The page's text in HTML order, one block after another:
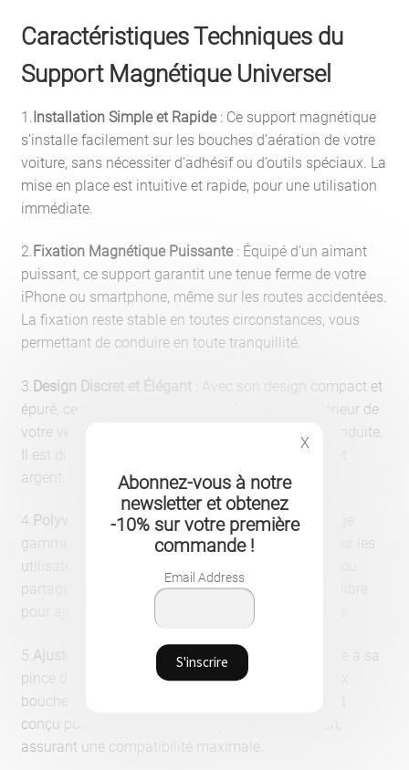
Caractéristiques Techniques du
Support Magnétique Universel
1. Installation Simple et Rapide: Ce support magnétique
s’installe facilement sur les bouches d’aération de votre
voiture, sans nécessiter d’adhésif ou d’outils spéciaux. La
mise en place est intuitive et rapide, pour une utilisation
immédiate.
2. Fixation Magnétique Puissante: Équipé d’un aimant
puissant, ce support garantit une tenue ferme de votre
iPhone ou smartphone, même sur les routes accidentées.
La fixation reste stable en toutes circonstances, vous
permettant de conduire en toute tranquillité.
3. Design Discret et Élégant : Avec son design compact et
épuré, ce support magnétique se fond dans l’intérieur de
votre véhicule sans encombrer votre espace de conduite.
Il est disponible en deux finitions élégantes : noir et
argent.
4. Polyvalent et Pratique: Compatible avec une large
gamme de smartphones, ce support est parfait pour les
utilisateurs qui alternent entre plusieurs appareils ou
partagent le véhicule. Il permet aussi une rotation libre
pour ajuster l’angle de vision selon vos préférences.
5.Ajustement Facile des Bouches d’Aération
: Grâce à sa
pince de fixation, le support s’ajuste facilement aux
bouches d’aération de la plupart des voitures. Il est
conçu pour s’adapter à divers types de ventilation,
assurant une compatibilité maximale.
X
Abonnez-vous à notre
newsletter et obtenez
-10% sur votre première
commande !
Email Address